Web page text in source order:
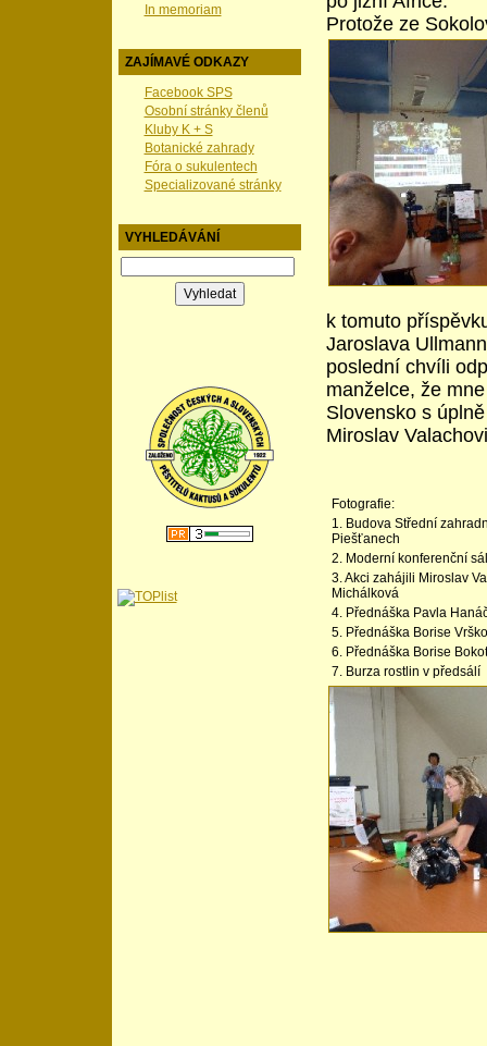
In memoriam
ZAJÍMAVÉ ODKAZY
Facebook SPS
Osobní stránky členů
Kluby K + S
Botanické zahrady
Fóra o sukulentech
Specializované stránky
VYHLEDÁVÁNÍ
Protože ze
k tomuto
Jaroslava
poslední chvíli
manželce, že
Slovensko s
Miroslav
Fotografie:
1. Budova Střední
Piešťanech
2. Moderní konferenční
3. Akci zahájili Miroslav
Michálková
4. Přednáška Pavla
5. Přednáška Borise
6. Přednáška Borise
7. Burza rostlin v předsálí